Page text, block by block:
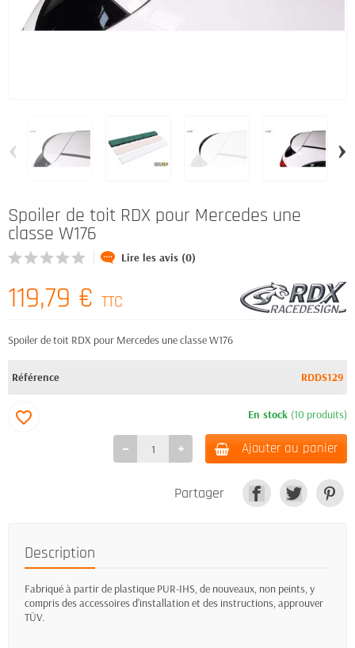
‹ ›
Spoiler de toit RDX pour Mercedes une
classe W176
Lire les avis (0)
119,79 € TTC
Spoiler de toit RDX pour Mercedes une classe W176
Référence RDDS129
En stock (10 produits)
Ajouter au panier
favorite_border
Partager
Description
Fabriqué à partir de plastique PUR-IHS, de nouveaux, non peints, y
compris des accessoires d'installation et des instructions, approuver
TÜV.